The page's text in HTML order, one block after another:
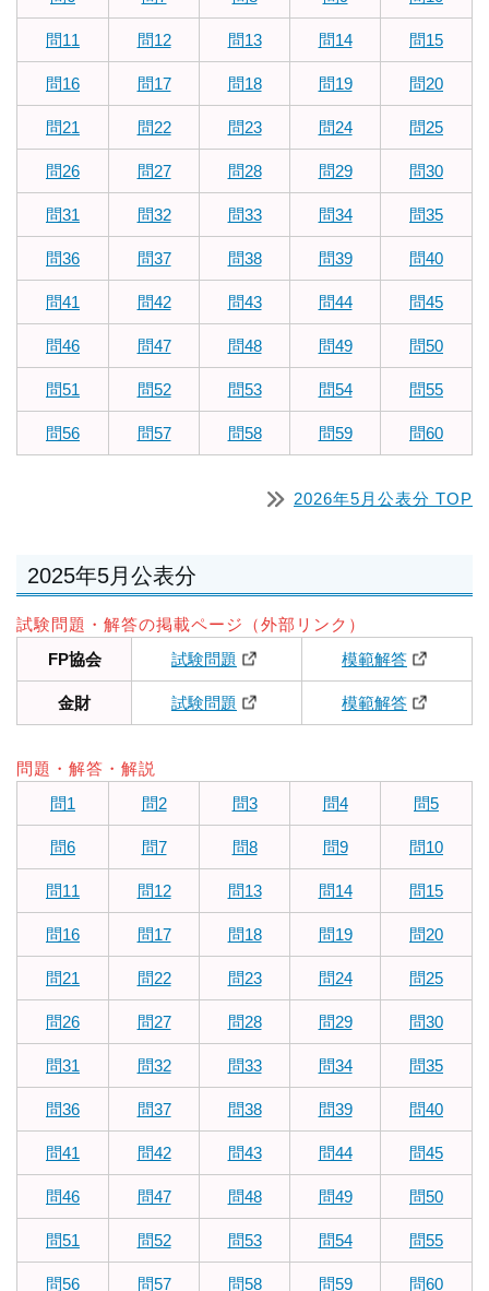
問11 問12 問13 問14 問15
問16 問17 問18 問19 問20
問21 問22 問23 問24 問25
問26 問27 問28 問29 問30
問31 問32 問33 問34 問35
問36 問37 問38 問39 問40
問41 問42 問43 問44 問45
問46 問47 問48 問49 問50
問51 問52 問53 問54 問55
問56 問57 問58 問59 問60
2026年5月公表分 TOP
2025年5月公表分
試験問題・解答の掲載ページ（外部リンク）
FP協会
試験問題 模範解答
金財 試験問題 模範解答
問題・解答・解説
問1
問2 問3 問4 問5
問6 問7 問8 問9 問10
問11 問12 問13 問14 問15
問16 問17 問18 問19 問20
問21 問22 問23 問24 問25
問26 問27 問28 問29 問30
問31 問32 問33 問34 問35
問36 問37 問38 問39 問40
問41 問42 問43 問44 問45
問46 問47 問48 問49 問50
問51 問52 問53 問54 問55
問56 問57 問58 問59 問60